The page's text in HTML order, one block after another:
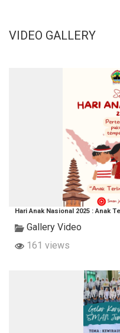
VIDEO GALLERY
Hari Anak Nasional 2025 : Anak
Gallery Video
161 views